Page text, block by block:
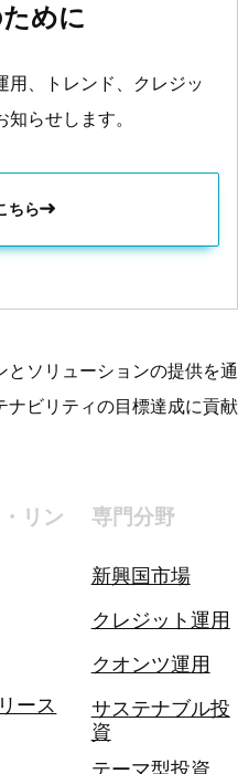
めに
用、トレンド、クレジッ
らせします。
ちら
とソリューションの提供を通
ナビリティの目標達成に貢献
リン
ース
専門分野
新興国市場
クレジット運用
クオンツ運用
サステナブル投
資